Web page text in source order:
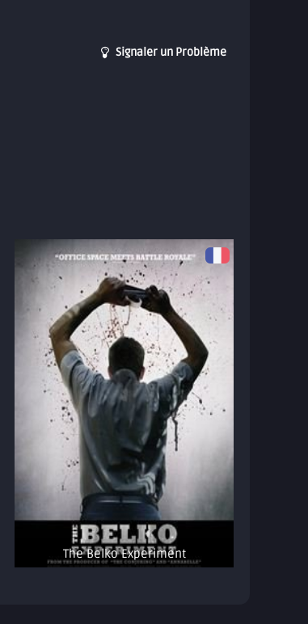
Signaler un Problème
The Belko Experiment